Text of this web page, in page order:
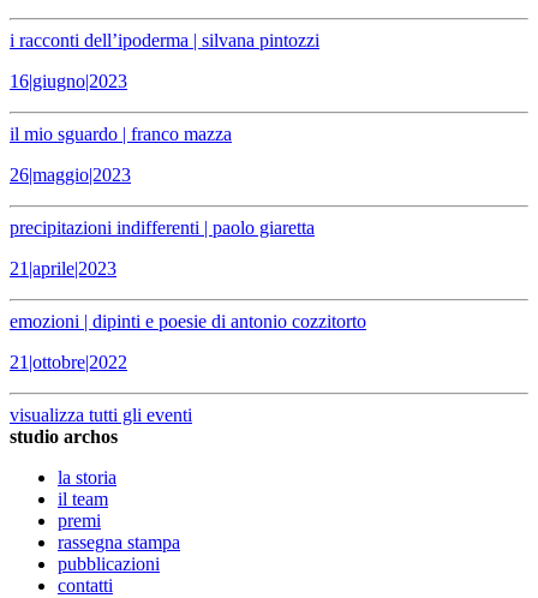
i racconti dell’ipoderma | silvana pintozzi
16|giugno|2023
il mio sguardo | franco mazza
26|maggio|2023
precipitazioni indifferenti | paolo giaretta
21|aprile|2023
emozioni | dipinti e poesie di antonio cozzitorto
21|ottobre|2022
visualizza tutti gli eventi
studio archos
la storia
il team
premi
rassegna stampa
pubblicazioni
contatti